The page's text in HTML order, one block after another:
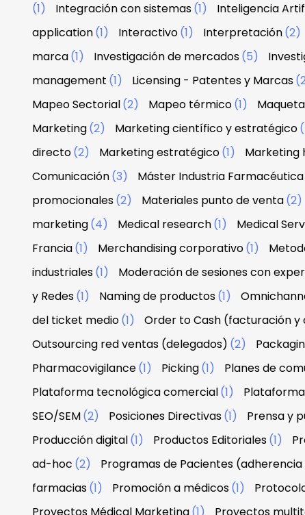
(1)
Integración con sistemas(1) Inteligencia
application(1) Interactivo(1) Interpretación(2)
marca(1) Investigación de mercados(5)
management (1) Licensing - Patentes y Marcas
Mapeo Sectorial(2) Mapeo térmico(1)
Marketing(2) Marketing científico y estratégico
directo(2) Marketing estratégico(1) Marketing
Comunicación(3) Máster Industria Farmacéutica
promocionales(2) Materiales punto de venta(2)
marketing(4) Medical research(1) Medical
Francia(1) Merchandising corporativo(1)
industriales(1) Moderación de sesiones con
y Redes(1) Naming de productos(1)
del ticket medio(1) Order to Cash (facturación
Outsourcing red ventas (delegados) (2)
Pharmacovigilance(1) Picking(1) Planes de
Plataforma tecnológica comercial(1)
SEO/SEM(2) Posiciones Directivas(1) Prensa y
Producción digital(1) Productos Editoriales(1)
ad-hoc (2) Programas de Pacientes
farmacias(1) Promoción a médicos(1)